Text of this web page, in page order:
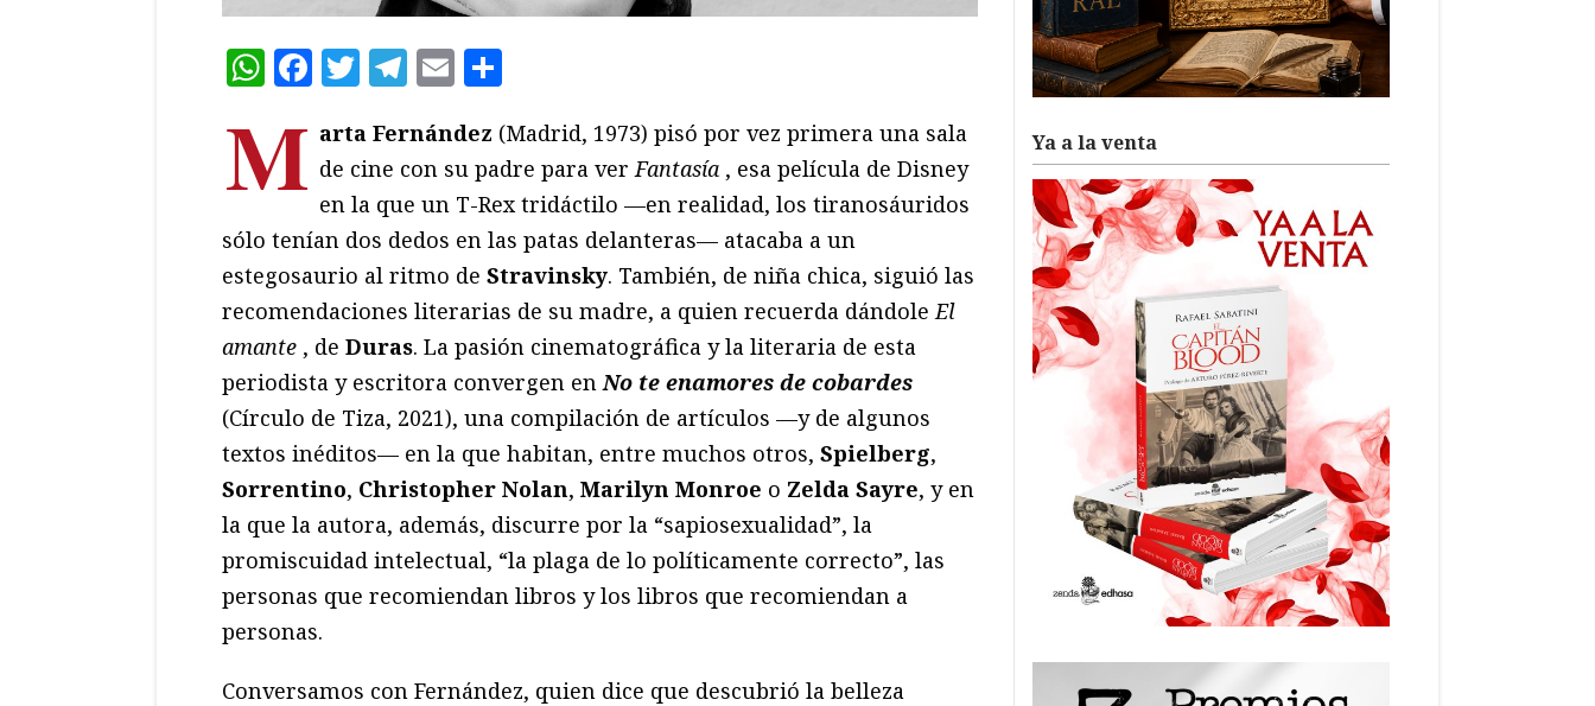
WhatsApp
Facebook
Twitter
Telegram
Email
M arta Fernández (Madrid, 1973) pisó por vez primera una sala
de cine con su padre para ver Fantasía , esa película de Disney
en la que un T-Rex tridáctilo —en realidad, los tiranosáuridos
sólo tenían dos dedos en las patas delanteras— atacaba a un
estegosaurio al ritmo de Stravinsky. También, de niña chica, siguió las
recomendaciones literarias de su madre, a quien recuerda dándole El
amante , de Duras. La pasión cinematográfica y la literaria de esta
periodista y escritora convergen en No te enamores de cobardes
(Círculo de Tiza, 2021), una compilación de artículos —y de algunos
textos inéditos— en la que habitan, entre muchos otros, Spielberg,
Sorrentino, Christopher Nolan, Marilyn Monroe o Zelda Sayre, y en
la que la autora, además, discurre por la “sapiosexualidad”, la
promiscuidad intelectual, “la plaga de lo políticamente correcto”, las
personas que recomiendan libros y los libros que recomiendan a
personas.
Conversamos con Fernández, quien dice que descubrió la belleza
Ya a la venta